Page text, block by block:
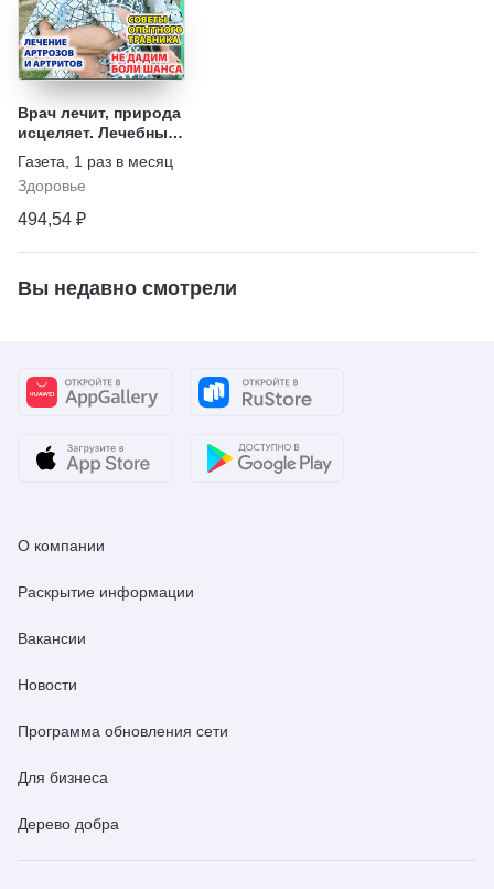
Врач лечит, природа
исцеляет. Лечебные
травы + Народные
рецепты
Газета
1 раз в месяц
Здоровье
494,54 ₽
Вы недавно смотрели
О компании
Раскрытие информации
Вакансии
Новости
Программа обновления сети
Для бизнеса
Дерево добра